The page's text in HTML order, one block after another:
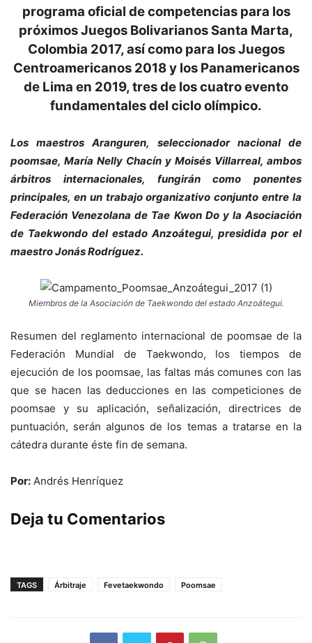
programa oficial de competencias para los
próximos Juegos Bolivarianos Santa Marta,
Colombia 2017, así como para los Juegos
Centroamericanos 2018 y los Panamericanos
de Lima en 2019, tres de los cuatro evento
fundamentales del ciclo olímpico.
Los maestros Aranguren, seleccionador nacional de
poomsae, María Nelly Chacín y Moisés Villarreal, ambos
árbitros internacionales, fungirán como ponentes
principales, en un trabajo organizativo conjunto entre la
Federación Venezolana de Tae Kwon Do y la Asociación
de Taekwondo del estado Anzoátegui, presidida por el
maestro Jonás Rodríguez.
Miembros de la Asociación de Taekwondo del estado Anzoátegui.
Resumen del reglamento internacional de poomsae de la
Federación Mundial de Taekwondo, los tiempos de
ejecución de los poomsae, las faltas más comunes con las
que se hacen las deducciones en las competiciones de
poomsae y su aplicación, señalización, directrices de
puntuación, serán algunos de los temas a tratarse en la
cátedra durante éste fin de semana.
Por: Andrés Henríquez
Deja tu Comentarios
TAGS Árbitraje Fevetaekwondo Poomsae